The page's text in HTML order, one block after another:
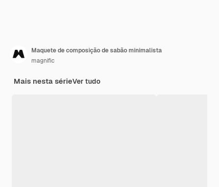
Maquete de composição de sabão minimalista
magnific
Mais nesta sérieVer tudo